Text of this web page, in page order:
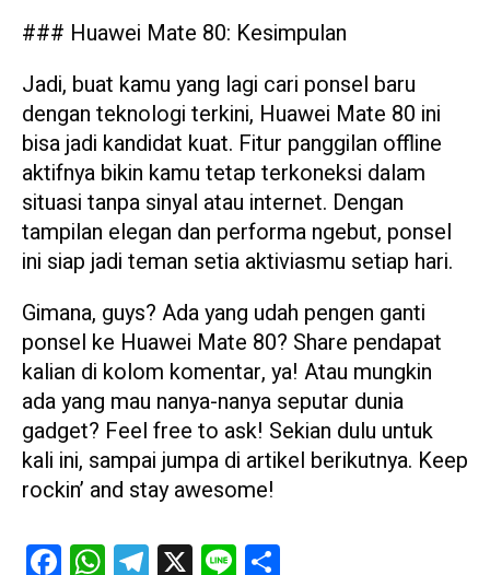
### Huawei Mate 80: Kesimpulan
Jadi, buat kamu yang lagi cari ponsel baru
dengan teknologi terkini, Huawei Mate 80 ini
bisa jadi kandidat kuat. Fitur panggilan offline
aktifnya bikin kamu tetap terkoneksi dalam
situasi tanpa sinyal atau internet. Dengan
tampilan elegan dan performa ngebut, ponsel
ini siap jadi teman setia aktiviasmu setiap hari.
Gimana, guys? Ada yang udah pengen ganti
ponsel ke Huawei Mate 80? Share pendapat
kalian di kolom komentar, ya! Atau mungkin
ada yang mau nanya-nanya seputar dunia
gadget? Feel free to ask! Sekian dulu untuk
kali ini, sampai jumpa di artikel berikutnya. Keep
rockin’ and stay awesome!
FacebookWhatsAppTelegram
X Line